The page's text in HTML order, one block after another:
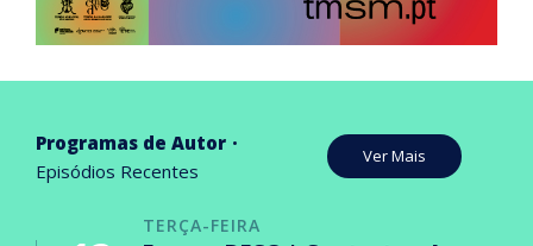
Programas de Autor
Episódios Recentes
Ver Mais
TERÇA-FEIRA